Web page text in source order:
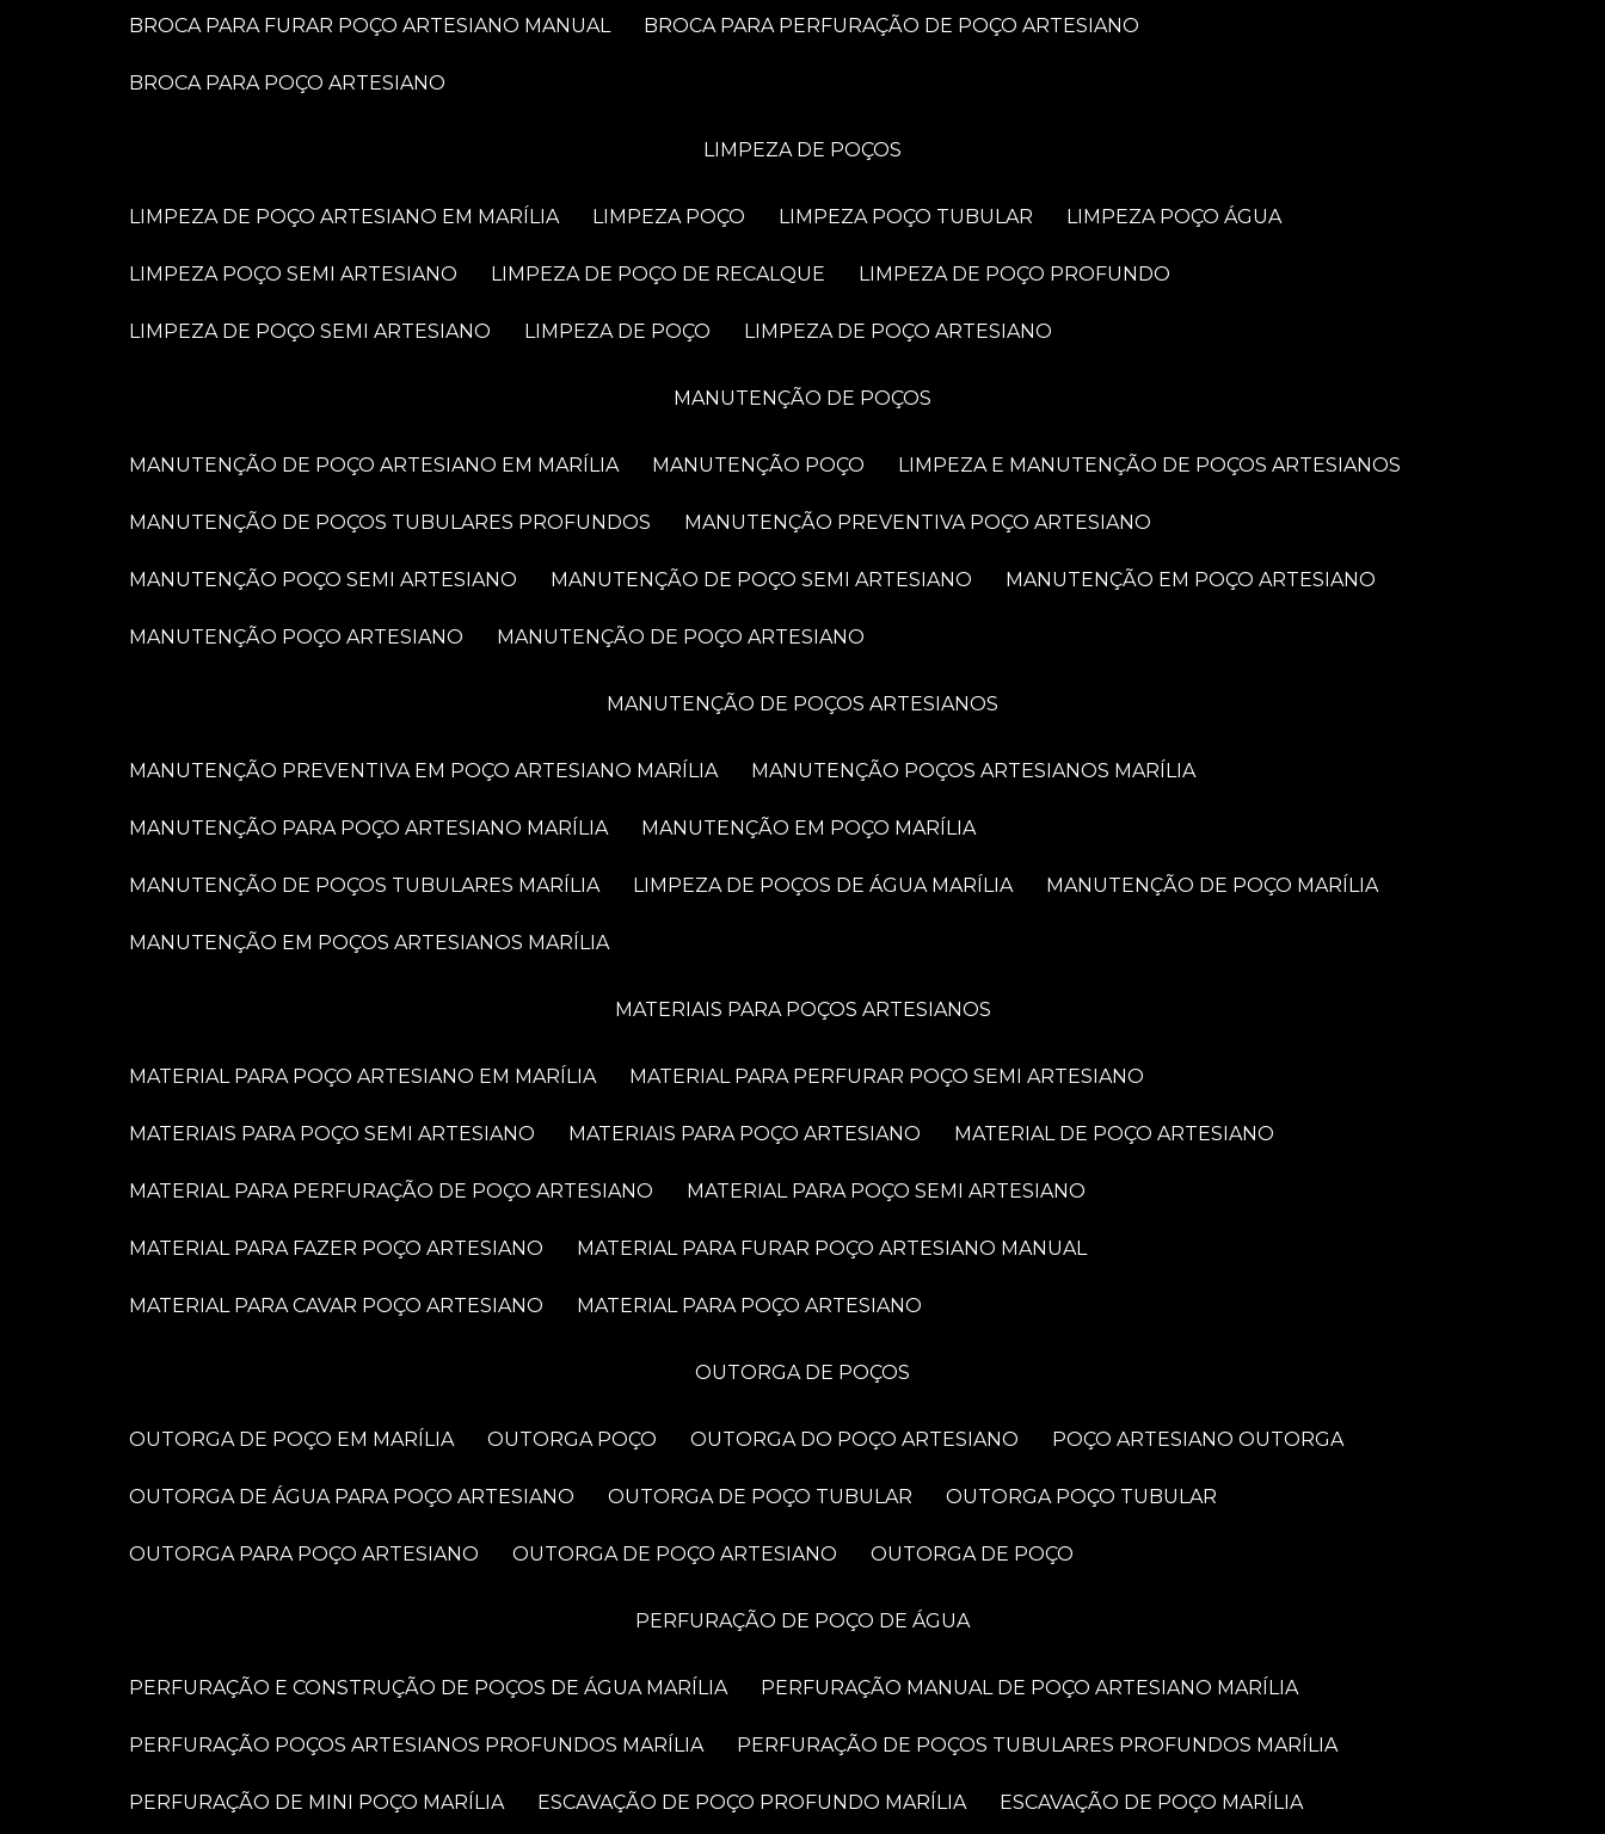
BROCA PARA FURAR POÇO ARTESIANO MANUAL BROCA PARA PERFURAÇÃO DE POÇO ARTESIANO
BROCA PARA POÇO ARTESIANO
LIMPEZA DE POÇOS
LIMPEZA DE POÇO ARTESIANO EM MARÍLIA LIMPEZA POÇO LIMPEZA POÇO TUBULAR LIMPEZA POÇO ÁGUA
LIMPEZA POÇO SEMI ARTESIANO LIMPEZA DE POÇO DE RECALQUE LIMPEZA DE POÇO PROFUNDO
LIMPEZA DE POÇO SEMI ARTESIANO LIMPEZA DE POÇO LIMPEZA DE POÇO ARTESIANO
MANUTENÇÃO DE POÇOS
MANUTENÇÃO DE POÇO ARTESIANO EM MARÍLIA MANUTENÇÃO POÇO LIMPEZA E MANUTENÇÃO DE POÇOS ARTESIANOS
MANUTENÇÃO DE POÇOS TUBULARES PROFUNDOS MANUTENÇÃO PREVENTIVA POÇO ARTESIANO
MANUTENÇÃO POÇO SEMI ARTESIANO MANUTENÇÃO DE POÇO SEMI ARTESIANO MANUTENÇÃO EM POÇO ARTESIANO
MANUTENÇÃO POÇO ARTESIANO MANUTENÇÃO DE POÇO ARTESIANO
MANUTENÇÃO DE POÇOS ARTESIANOS
MANUTENÇÃO PREVENTIVA EM POÇO ARTESIANO MARÍLIA MANUTENÇÃO POÇOS ARTESIANOS MARÍLIA
MANUTENÇÃO PARA POÇO ARTESIANO MARÍLIA MANUTENÇÃO EM POÇO MARÍLIA
MANUTENÇÃO DE POÇOS TUBULARES MARÍLIA LIMPEZA DE POÇOS DE ÁGUA MARÍLIA MANUTENÇÃO DE POÇO MARÍLIA
MANUTENÇÃO EM POÇOS ARTESIANOS MARÍLIA
MATERIAIS PARA POÇOS ARTESIANOS
MATERIAL PARA POÇO ARTESIANO EM MARÍLIA MATERIAL PARA PERFURAR POÇO SEMI ARTESIANO
MATERIAIS PARA POÇO SEMI ARTESIANO MATERIAIS PARA POÇO ARTESIANO MATERIAL DE POÇO ARTESIANO
MATERIAL PARA PERFURAÇÃO DE POÇO ARTESIANO MATERIAL PARA POÇO SEMI ARTESIANO
MATERIAL PARA FAZER POÇO ARTESIANO MATERIAL PARA FURAR POÇO ARTESIANO MANUAL
MATERIAL PARA CAVAR POÇO ARTESIANO MATERIAL PARA POÇO ARTESIANO
OUTORGA DE POÇOS
OUTORGA DE POÇO EM MARÍLIA OUTORGA POÇO OUTORGA DO POÇO ARTESIANO POÇO ARTESIANO OUTORGA
OUTORGA DE ÁGUA PARA POÇO ARTESIANO OUTORGA DE POÇO TUBULAR OUTORGA POÇO TUBULAR
OUTORGA PARA POÇO ARTESIANO OUTORGA DE POÇO ARTESIANO OUTORGA DE POÇO
PERFURAÇÃO DE POÇO DE ÁGUA
PERFURAÇÃO E CONSTRUÇÃO DE POÇOS DE ÁGUA MARÍLIA PERFURAÇÃO MANUAL DE POÇO ARTESIANO MARÍLIA
PERFURAÇÃO POÇOS ARTESIANOS PROFUNDOS MARÍLIA PERFURAÇÃO DE POÇOS TUBULARES PROFUNDOS MARÍLIA
PERFURAÇÃO DE MINI POÇO MARÍLIA ESCAVAÇÃO DE POÇO PROFUNDO MARÍLIA ESCAVAÇÃO DE POÇO MARÍLIA